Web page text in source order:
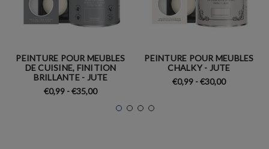
PEINTURE POUR MEUBLES
DE CUISINE, FINITION
BRILLANTE - JUTE
€0,99 - €35,00
PEINTURE POUR MEUBLES
CHALKY - JUTE
€0,99 - €30,00